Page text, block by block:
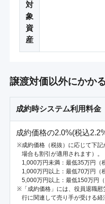
対
象
資
産
譲渡対価以外にかか
成約時システム利用料金
成約価格の2.0%(税込
成約価格（税抜）に応じて下
場合も割引が適用されます）。
1,000万円未満：最低35万円（
1,000万円以上：最低70万円（
5,000万円以上：最低150万円（
「成約価格」には、役員退職
行に関連して売り手が受ける経